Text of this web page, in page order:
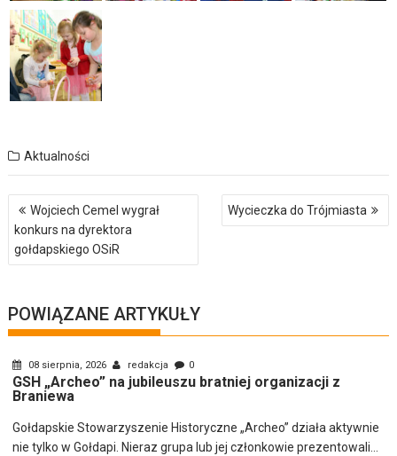
Aktualności
Nawigacja
wpisu
Wojciech Cemel wygrał
konkurs na dyrektora
gołdapskiego OSiR
Wycieczka do Trójmiasta
POWIĄZANE ARTYKUŁY
08 sierpnia, 2026 redakcja 0
GSH „Archeo” na jubileuszu bratniej organizacji z
Braniewa
Gołdapskie Stowarzyszenie Historyczne „Archeo” działa aktywnie
nie tylko w Gołdapi. Nieraz grupa lub jej członkowie prezentowali...